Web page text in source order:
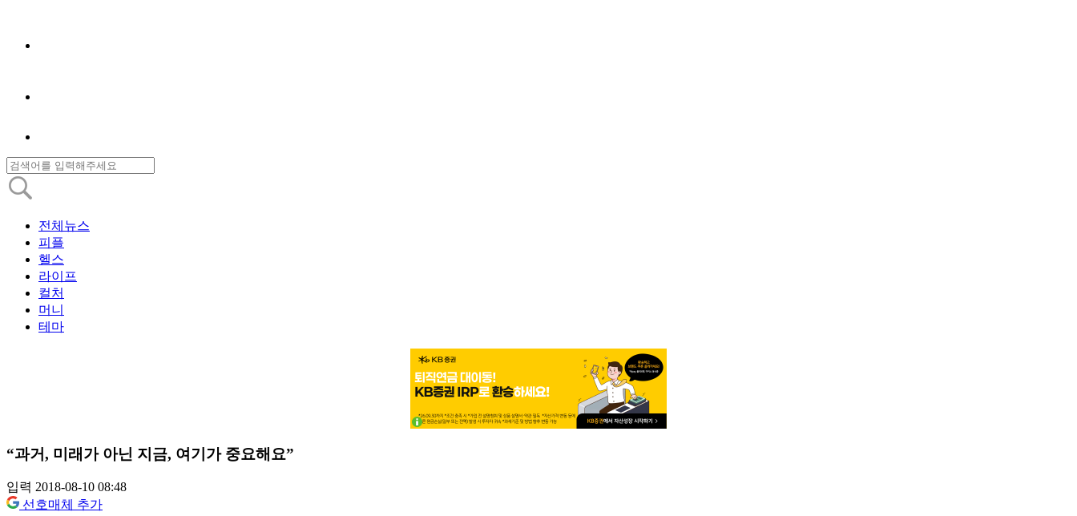
전체뉴스
피플
헬스
라이프
컬처
머니
테마
“과거, 미래가 아닌 지금, 여기가 중요해요”
입력 2018-08-10 08:48
선호매체 추가